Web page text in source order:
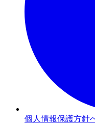
個人情報保護方針